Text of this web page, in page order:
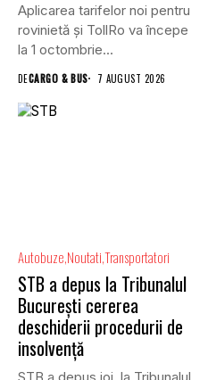
Aplicarea tarifelor noi pentru
rovinietă și TollRo va începe
la 1 octombrie...
DECARGO & BUS 7 AUGUST 2026
Autobuze NoutatiTransportatori
STB a depus la Tribunalul
București cererea
deschiderii procedurii de
insolvență